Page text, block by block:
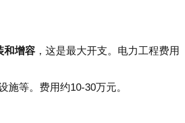
和增容 ，这是最大开支。电力工程费用
等。费用约10-30万元。